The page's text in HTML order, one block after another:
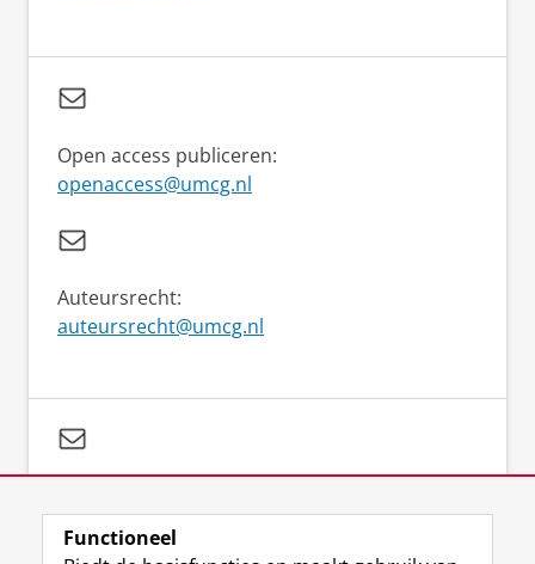
Open access publiceren:
openaccess@umcg.nl
Auteursrecht:
auteursrecht@umcg.nl
literaturesearch@umcg.nl
Functioneel